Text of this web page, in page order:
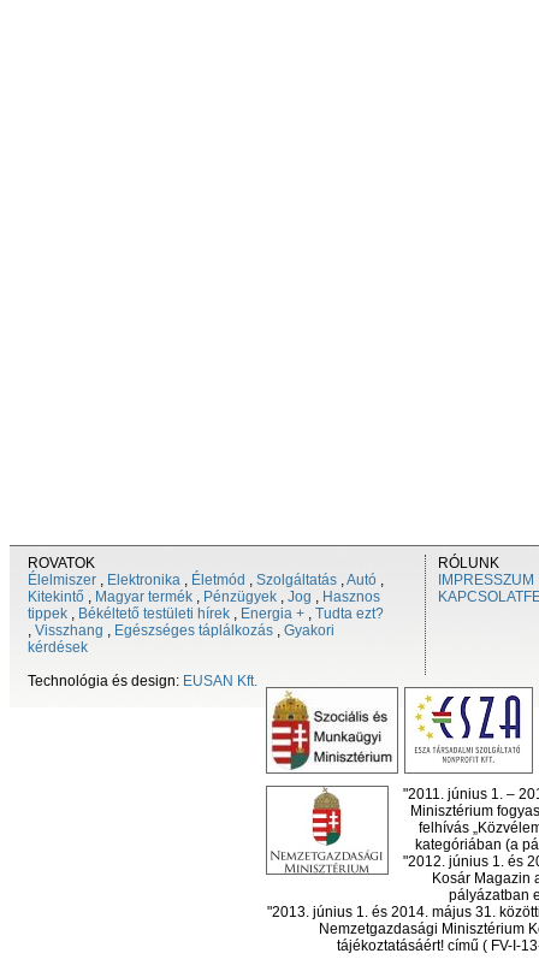
ROVATOK
Élelmiszer , Elektronika , Életmód , Szolgáltatás ,Autó ,
Kitekintő , Magyar termék , Pénzügyek , Jog , Hasznos
tippek , Békéltető testületi hírek , Energia + , Tudta ezt?
, Visszhang , Egészséges táplálkozás , Gyakori
kérdések
Technológia és design: EUSAN Kft.
RÓLUNK
IMPRESSZUM
"2011. június 1. –
Minisztérium
felhívás
kategóriában (a
"2012. június 1. és
Kosár Magazin
pályázatban
"2013. június 1. és 2014. május 31.
Nemzetgazdasági Minisztérium
tájékoztatásáért! című ( FV-I-